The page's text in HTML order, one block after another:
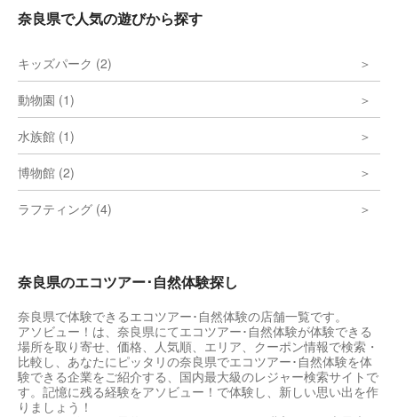
奈良県で人気の遊びから探す
キッズパーク (2)
動物園 (1)
水族館 (1)
博物館 (2)
ラフティング (4)
奈良県のエコツアー･自然体験探し
奈良県で体験できるエコツアー･自然体験の店舗一覧です。
アソビュー！は、奈良県にてエコツアー･自然体験が体験できる
場所を取り寄せ、価格、人気順、エリア、クーポン情報で検索・
比較し、あなたにピッタリの奈良県でエコツアー･自然体験を体
験できる企業をご紹介する、国内最大級のレジャー検索サイトで
す。記憶に残る経験をアソビュー！で体験し、新しい思い出を作
りましょう！